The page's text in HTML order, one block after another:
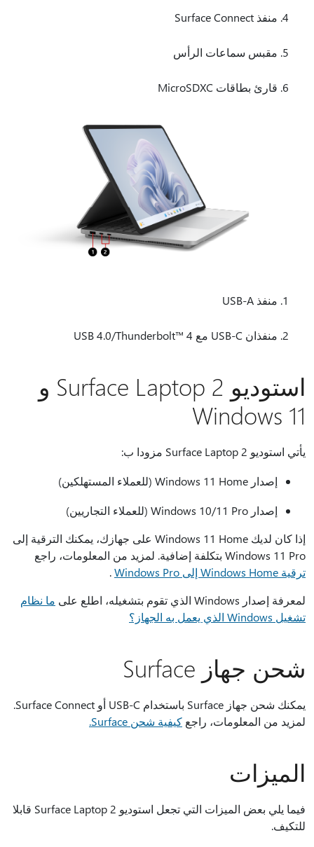
منفذ Surface Connect
مقبس سماعات الرأس
قارئ بطاقات MicroSDXC
منفذ USB-A
منفذان USB-C مع USB 4.0/Thunderbolt™ 4
استوديو Surface Laptop 2 و
Windows 11
يأتي استوديو Surface Laptop 2 مزودا ب:
إصدار Windows 11 Home (للعملاء المستهلكين)
إصدار Windows 10/11 Pro (للعملاء التجاريين)
إذا كان لديك Windows 11 Home على جهازك، يمكنك الترقية إلى
Windows 11 Pro بتكلفة إضافية. لمزيد من المعلومات، راجع
ترقية Windows Home إلى Windows Pro
.
لمعرفة إصدار Windows الذي تقوم بتشغيله، اطلع على
ما نظام
تشغيل Windows الذي يعمل به الجهاز؟
شحن جهاز Surface
يمكنك شحن جهاز Surface باستخدام USB-C أو Surface Connect.
لمزيد من المعلومات، راجع كيفية شحن Surface.
الميزات
فيما يلي بعض الميزات التي تجعل استوديو Surface Laptop 2 قابلا
للتكيف.